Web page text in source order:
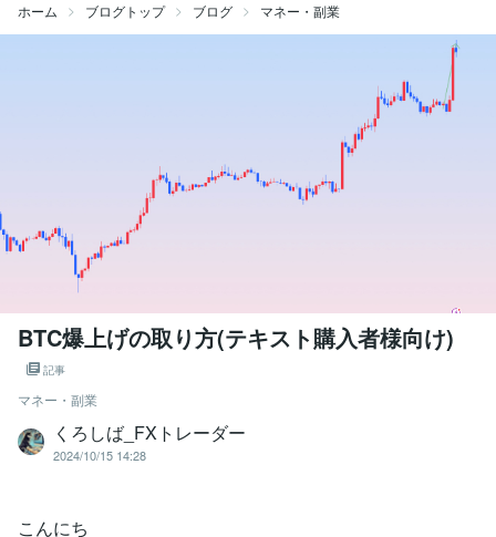
ホーム ブログトップ ブログ マネー・副業
BTC爆上げの取り方(テキスト購入者様向け)
記事
マネー・副業
くろしば_FXトレーダー
2024/10/15 14:28
こんにち